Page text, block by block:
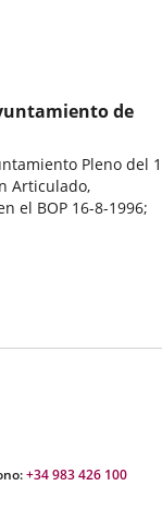
de
Pleno del
Articulado,
el BOP 16-8-1996;
+34 983 426 100